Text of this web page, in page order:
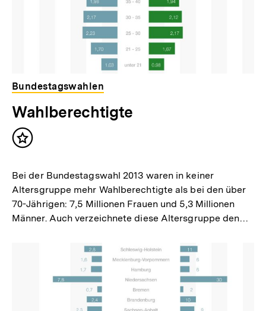
Bundestagswahlen
Wahlberechtigte
Inhalt
Bei der Bundestagswahl 2013 waren in keiner
Altersgruppe mehr Wahlberechtigte als bei den über
70-Jährigen: 7,5 Millionen Frauen und 5,3 Millionen
Männer. Auch verzeichnete diese Altersgruppe den…